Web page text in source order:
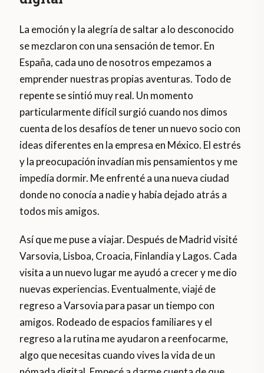
La emoción y la alegría de saltar a lo desconocido
se mezclaron con una sensación de temor. En
España, cada uno de nosotros empezamos a
emprender nuestras propias aventuras. Todo de
repente se sintió muy real. Un momento
particularmente difícil surgió cuando nos dimos
cuenta de los desafíos de tener un nuevo socio con
ideas diferentes en la empresa en México. El estrés
y la preocupación invadían mis pensamientos y me
impedía dormir. Me enfrenté a una nueva ciudad
donde no conocía a nadie y había dejado atrás a
todos mis amigos.
Así que me puse a viajar. Después de Madrid visité
Varsovia, Lisboa, Croacia, Finlandia y Lagos. Cada
visita a un nuevo lugar me ayudó a crecer y me dio
nuevas experiencias. Eventualmente, viajé de
regreso a Varsovia para pasar un tiempo con
amigos. Rodeado de espacios familiares y el
regreso a la rutina me ayudaron a reenfocarme,
algo que necesitas cuando vives la vida de un